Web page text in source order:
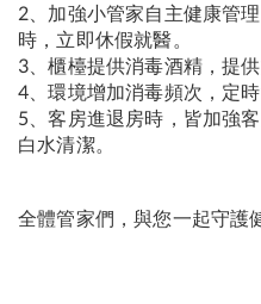
2、加強小管家自主健康管
時，立即休假就醫。
3、櫃檯提供消毒酒精，提
4、環境增加消毒頻次，定
5、客房進退房時，皆加強
白水清潔。
全體管家們，與您一起守護